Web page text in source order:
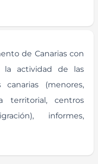
de Canarias con
la actividad de las
canarias (menores,
territorial, centros
informes,